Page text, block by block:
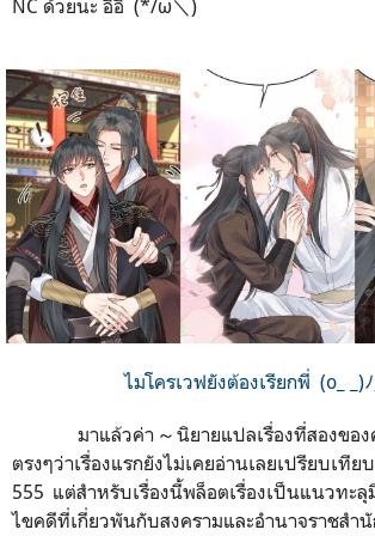
NC ด้วยนะ อิอิ (*/ω＼)
ไมโครเวฟยังต้องเรียกพี่ (o_
มาแล้วค่า ～นิยายแปลเรื่องที่สองขอ
ตรงๆว่าเรื่องแรกยังไม่เคยอ่านเลยเปรียบเทีย
555 แต่สำหรับเรื่องนี้พล็อตเรื่องเป็นแนวทะ
ไขคดีที่เกี่ยวพันกับสงครามและอำนาจราชสำ